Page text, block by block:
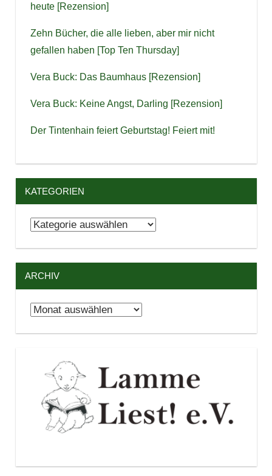
heute [Rezension]
Zehn Bücher, die alle lieben, aber mir nicht
gefallen haben [Top Ten Thursday]
Vera Buck: Das Baumhaus [Rezension]
Vera Buck: Keine Angst, Darling [Rezension]
Der Tintenhain feiert Geburtstag! Feiert mit!
KATEGORIEN
Kategorien
ARCHIV
Archiv